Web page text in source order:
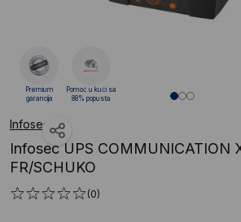
Infosec
Infosec UPS COMMUNICATION
FR/SCHUKO
(0)
Premium
garancija
Pomoć u kući sa
88% popusta